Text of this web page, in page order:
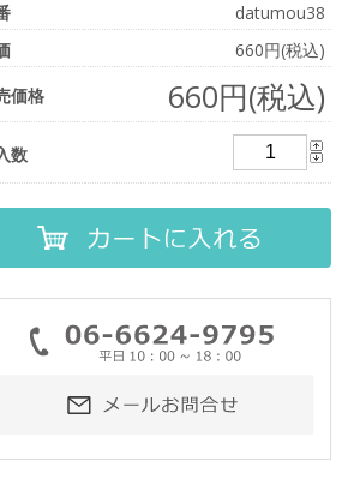
datumou38
660円(税込)
価格
660円(税込)
数